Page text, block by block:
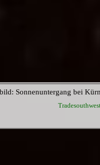
Sonnenuntergang bei